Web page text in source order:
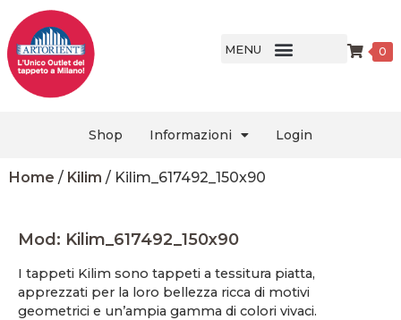
MENU 0
Shop Informazioni Login
Home / Kilim / Kilim_617492_150x90
Mod: Kilim_617492_150x90
I tappeti Kilim sono tappeti a tessitura piatta,
apprezzati per la loro bellezza ricca di motivi
geometrici e un’ampia gamma di colori vivaci.